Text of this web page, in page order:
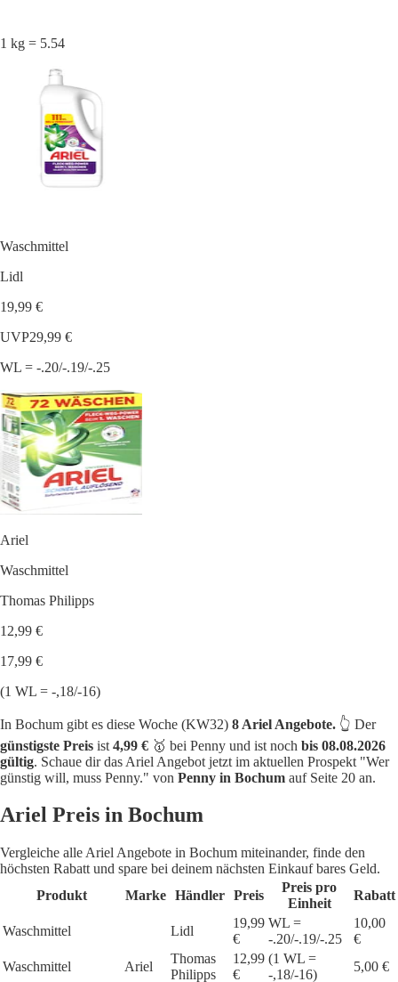
1 kg = 5.54
Waschmittel
Lidl
19,99 €
UVP29,99 €
WL = -.20/-.19/-.25
Ariel
Waschmittel
Thomas Philipps
12,99 €
17,99 €
(1 WL = -,18/-16)
In Bochum gibt es diese Woche (KW32) 8 Ariel Angebote. 👆 Der
günstigste Preis ist 4,99 € 🥇 bei Penny und ist noch bis 08.08.2026
gültig. Schaue dir das Ariel Angebot jetzt im aktuellen Prospekt "Wer
günstig will, muss Penny." von Penny in Bochum auf Seite 20 an.
Ariel Preis in Bochum
Vergleiche alle Ariel Angebote in Bochum miteinander, finde den
höchsten Rabatt und spare bei deinem nächsten Einkauf bares Geld.
Produkt
Marke Händler Preis
Preis pro
Einheit
Rabatt
Waschmittel Lidl
19,99
€
WL =
-.20/-.19/-.25
10,00
€
Waschmittel
Ariel
Thomas
Philipps
12,99
€
(1 WL =
-,18/-16)
5,00 €